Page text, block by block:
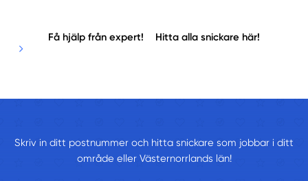
Få hjälp från expert! Hitta alla snickare här!
Skriv in ditt postnummer och hitta snickare som jobbar i ditt
område eller Västernorrlands län!